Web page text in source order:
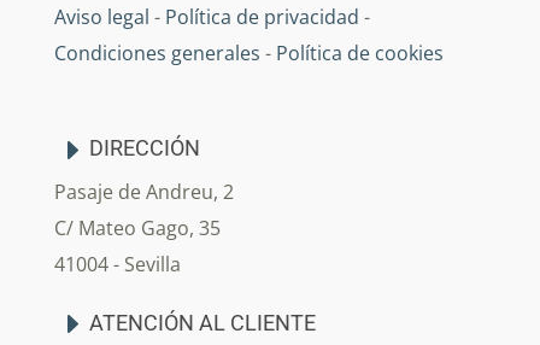
Aviso legal - Política de privacidad -
Condiciones generales - Política de cookies
DIRECCIÓN
Pasaje de Andreu, 2
C/ Mateo Gago, 35
41004 - Sevilla
ATENCIÓN AL CLIENTE